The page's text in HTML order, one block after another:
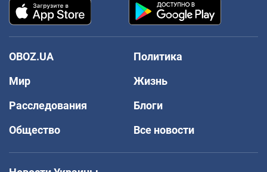
OBOZ.UA
Политика
Мир
Жизнь
Расследования
Блоги
Общество
Все новости